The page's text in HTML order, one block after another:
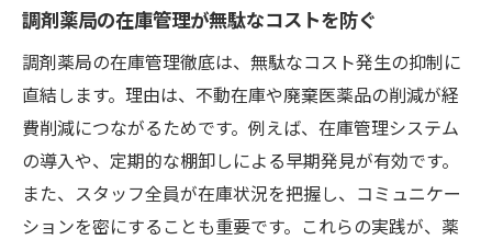
調剤薬局の在庫管理が無駄なコストを防ぐ
調剤薬局の在庫管理徹底は、無駄なコスト発生の抑制に
直結します。理由は、不動在庫や廃棄医薬品の削減が経
費削減につながるためです。例えば、在庫管理システム
の導入や、定期的な棚卸しによる早期発見が有効です。
また、スタッフ全員が在庫状況を把握し、コミュニケー
ションを密にすることも重要です。これらの実践が、薬